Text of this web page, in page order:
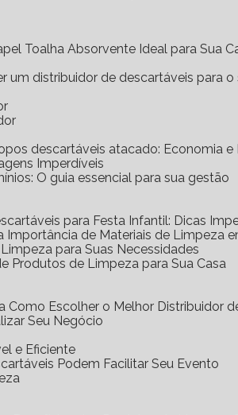
Toalha Absorvente Ideal para Sua
um distribuidor de descartáveis para
descartáveis atacado: Economia
Imperdíveis
O guia essencial para sua gestão
para Festa Infantil: Dicas
a Importância de Materiais de Limpeza
para Suas Necessidades
Produtos de Limpeza para Sua Casa
Como Escolher o Melhor Distribuidor
Seu Negócio
e Eficiente
Podem Facilitar Seu Evento